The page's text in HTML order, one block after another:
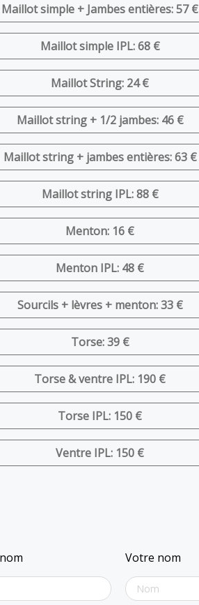
Maillot simple + Jambes entières: 57 €
Maillot simple IPL: 68 €
Maillot String: 24 €
Maillot string + 1/2 jambes: 46 €
Maillot string + jambes entières: 63 €
Maillot string IPL: 88 €
Menton: 16 €
Menton IPL: 48 €
Sourcils + lèvres + menton: 33 €
Torse: 39 €
Torse & ventre IPL: 190 €
Torse IPL: 150 €
Ventre IPL: 150 €
Votre nom